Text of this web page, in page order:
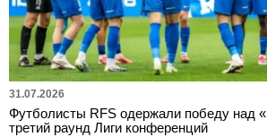
31.07.2026
Футболисты RFS одержали победу над
третий раунд Лиги конференций